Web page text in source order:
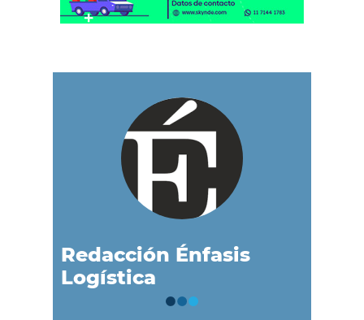
Redacción Énfasis
Logística